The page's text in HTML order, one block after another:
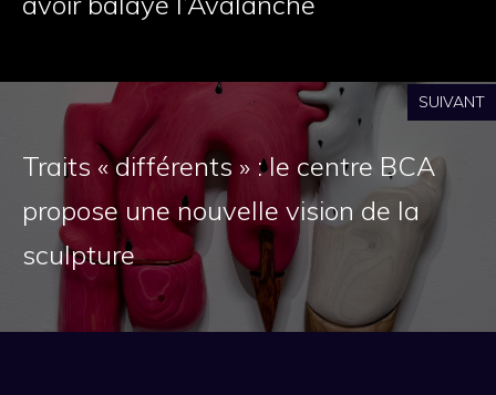
SUIVANT
Traits « différents » : le centre BCA
propose une nouvelle vision de la
sculpture